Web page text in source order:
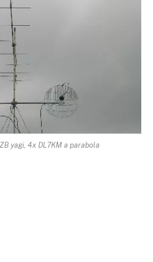
yagi, 4x DL7KM a parabola